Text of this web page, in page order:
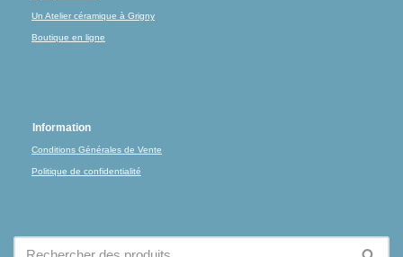
Un Atelier céramique à Grigny
Boutique en ligne
Information
Conditions Générales de Vente
Politique de confidentialité